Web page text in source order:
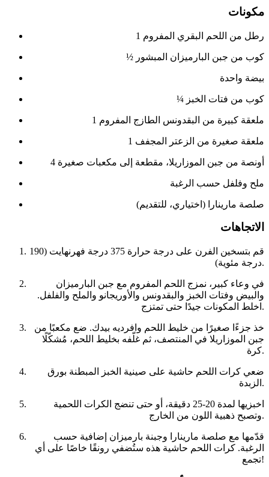
مكونات
1 رطل من اللحم البقري المفروم
½ كوب من جبن البارميزان المبشور
بيضة واحدة
¼ كوب من فتات الخبز
1 ملعقة كبيرة من البقدونس الطازج المفروم
1 ملعقة صغيرة من الزعتر المجفف
4 أونصة من جبن الموزاريلا، مقطعة إلى مكعبات صغيرة
ملح وفلفل حسب الرغبة
صلصة مارينارا (اختياري، للتقديم)
الاتجاهات
قم بتسخين الفرن على درجة حرارة 375 درجة فهرنهايت (190
درجة مئوية).
في وعاء كبير، نمزج اللحم المفروم مع جبن البارميزان
والبيض وفتات الخبز والبقدونس والأوريجانو والملح والفلفل.
اخلط المكونات جيدًا حتى تمتزج.
خذ جزءًا صغيرًا من خليط اللحم وافرديه بيدك. ضع مكعبًا من
جبن الموزاريلا في المنتصف، ثم غلّفه بخليط اللحم، مُشكّلًا
كرة.
ضعي كرات اللحم حاشية على صينية الخبز المبطنة بورق
الزبدة.
اخبزيها لمدة 20-25 دقيقة، أو حتى تنضج الكرات اللحمية
وتصبح ذهبية اللون من الخارج.
قدّمها مع صلصة مارينارا وجبنة بارميزان إضافية حسب
الرغبة. كرات اللحم حاشية هذه ستُضفي رونقًا خاصًا على أي
تجمع!